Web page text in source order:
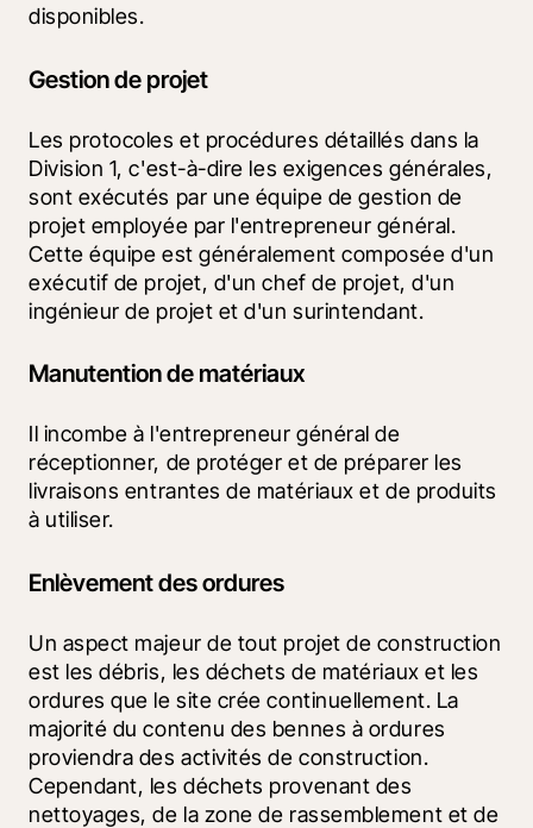
disponibles.
Gestion de projet
Les protocoles et procédures détaillés dans la
Division 1, c'est-à-dire les exigences générales,
sont exécutés par une équipe de gestion de
projet employée par l'entrepreneur général.
Cette équipe est généralement composée d'un
exécutif de projet, d'un chef de projet, d'un
ingénieur de projet et d'un surintendant.
Manutention de matériaux
Il incombe à l'entrepreneur général de
réceptionner, de protéger et de préparer les
livraisons entrantes de matériaux et de produits
à utiliser.
Enlèvement des ordures
Un aspect majeur de tout projet de construction
est les débris, les déchets de matériaux et les
ordures que le site crée continuellement. La
majorité du contenu des bennes à ordures
proviendra des activités de construction.
Cependant, les déchets provenant des
nettoyages, de la zone de rassemblement et de